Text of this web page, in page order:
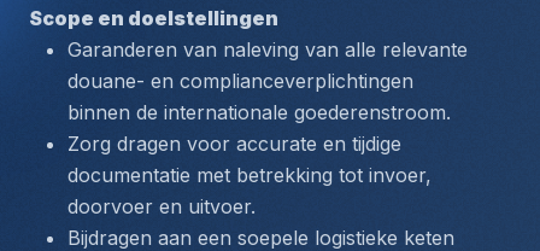
Scope en doelstellingen
Garanderen van naleving van alle relevante
douane- en complianceverplichtingen
binnen de internationale goederenstroom.
Zorg dragen voor accurate en tijdige
documentatie met betrekking tot invoer,
doorvoer en uitvoer.
Bijdragen aan een soepele logistieke keten